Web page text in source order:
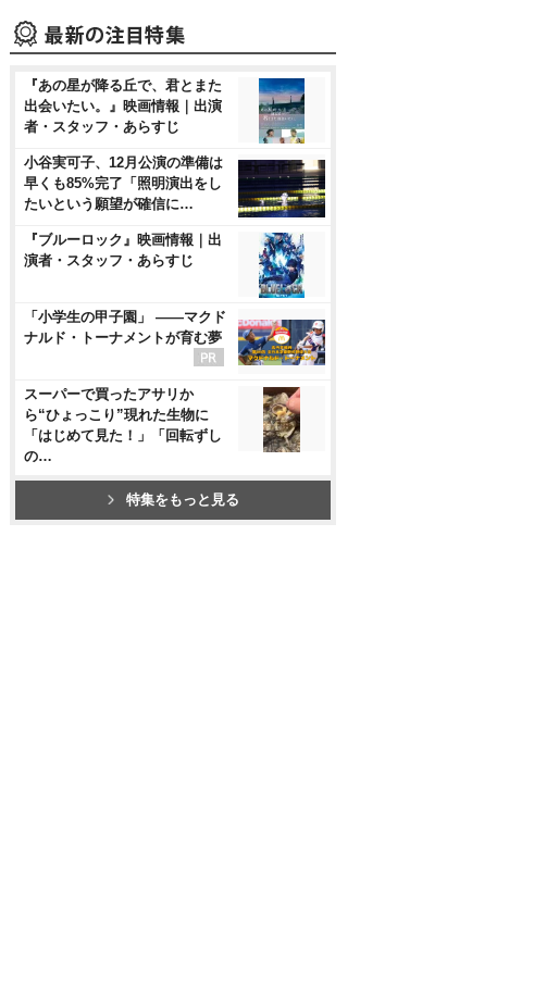
『あの星が降る丘で、君とまた
出会いたい。』映画情報｜出演
者・スタッフ・あらすじ
小谷実可子、12月公演の準備は
早くも85%完了「照明演出をし
たいという願望が確信に…
『ブルーロック』映画情報｜出
演者・スタッフ・あらすじ
「小学生の甲子園」 ――マクド
ナルド・トーナメントが育む夢
スーパーで買ったアサリか
ら“ひょっこり”現れた生物に
「はじめて見た！」「回転ずし
の…
特集をもっと見る